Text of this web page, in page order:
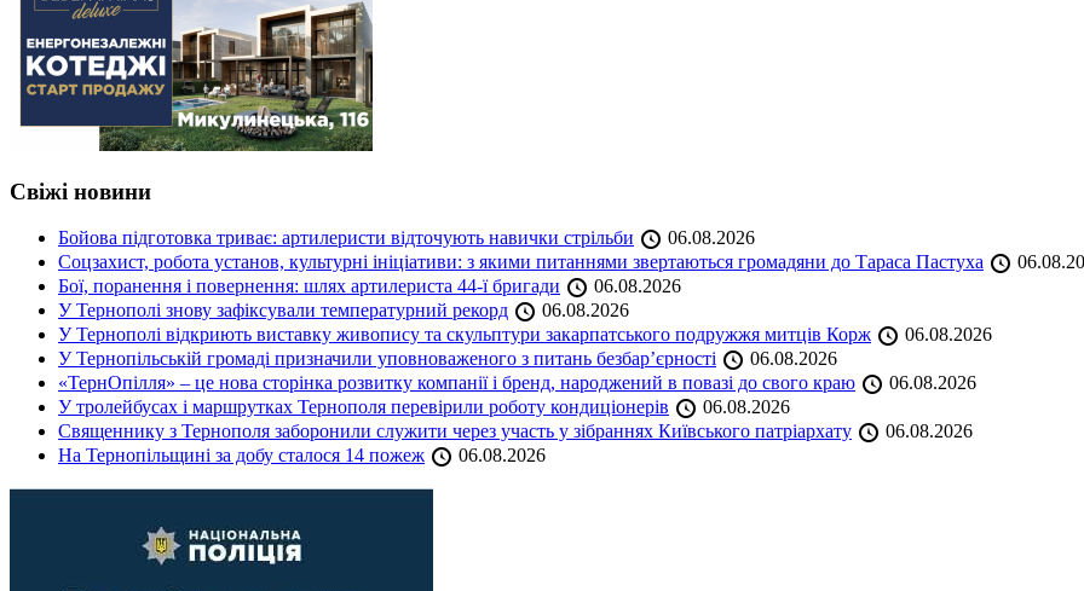
Свіжі новини
Бойова підготовка триває: артилеристи відточують навички стрільби
06.08.2026
Соцзахист, робота установ, культурні ініціативи: з якими питаннями звертаються громадяни до Тараса Пастуха
Бої, поранення і повернення: шлях артилериста 44-ї бригади
06.08.2026
У Тернополі знову зафіксували температурний рекорд
06.08.2026
У Тернополі відкриють виставку живопису та скульптури закарпатського подружжя митців Корж
06.08.2026
У Тернопільській громаді призначили уповноваженого з питань безбар’єрності
06.08.2026
«ТернОпілля» – це нова сторінка розвитку компанії і бренд, народжений в повазі до свого краю
06.08.2026
У тролейбусах і маршрутках Тернополя перевірили роботу кондиціонерів
06.08.2026
Священнику з Тернополя заборонили служити через участь у зібраннях Київського патріархату
06.08.2026
На Тернопільщині за добу сталося 14 пожеж
06.08.2026